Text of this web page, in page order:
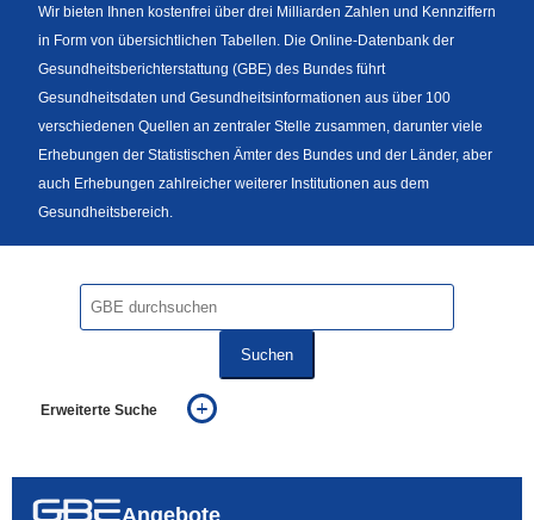
Fußzeile
Wir bieten Ihnen kostenfrei über drei Milliarden Zahlen und Kennziffern
in Form von übersichtlichen Tabellen. Die Online-Datenbank der
Gesundheitsberichterstattung (GBE) des Bundes führt
Gesundheitsdaten und Gesundheitsinformationen aus über 100
verschiedenen Quellen an zentraler Stelle zusammen, darunter viele
Erhebungen der Statistischen Ämter des Bundes und der Länder, aber
auch Erhebungen zahlreicher weiterer Institutionen aus dem
Gesundheitsbereich.
Suchen
Erweiterte Suche
auch in allen Texten suchen (Volltextsuche)
Angebote